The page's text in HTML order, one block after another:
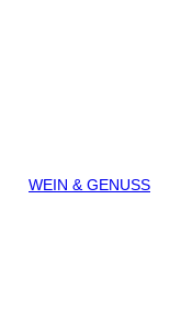
WEIN & GENUSS